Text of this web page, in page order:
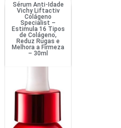
Sérum Anti-Idade
Vichy Liftactiv
Colágeno
Specialist –
Estimula 16 Tipos
de Colágeno,
Reduz Rugas e
Melhora a Firmeza
– 30ml